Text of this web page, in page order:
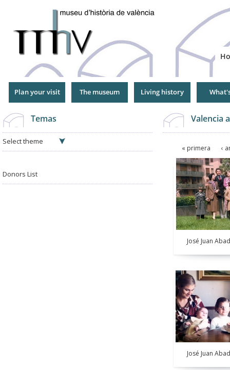
Plan your visit The museum Living history
Temas
Select theme
Donors List
Valencia
Pages« primera ‹
José Juan
José Juan
Pages